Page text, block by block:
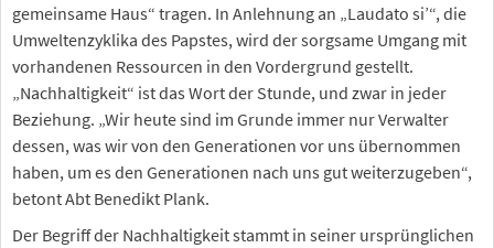
gemeinsame Haus“ tragen. In Anlehnung an „Laudato si’“, die
Umweltenzyklika des Papstes, wird der sorgsame Umgang mit
vorhandenen Ressourcen in den Vordergrund gestellt.
„Nachhaltigkeit“ ist das Wort der Stunde, und zwar in jeder
Beziehung. „Wir heute sind im Grunde immer nur Verwalter
dessen, was wir von den Generationen vor uns übernommen
haben, um es den Generationen nach uns gut weiterzugeben“,
betont Abt Benedikt Plank.
Der Begriff der Nachhaltigkeit stammt in seiner ursprünglichen